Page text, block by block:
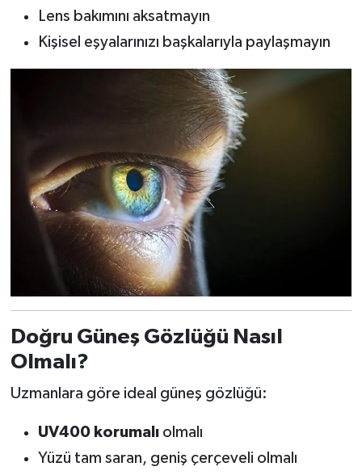
Lens bakımını aksatmayın
Kişisel eşyalarınızı başkalarıyla paylaşmayın
Doğru Güneş Gözlüğü Nasıl
Olmalı?
Uzmanlara göre ideal güneş gözlüğü:
UV400 korumalıolmalı
Yüzü tam saran, geniş çerçeveli olmalı